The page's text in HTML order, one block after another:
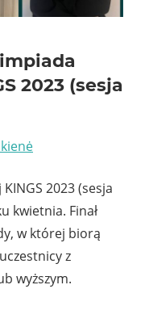
2023 (sesja
2023 (sesja
kwietnia. Finał
w której biorą
z
wyższym.